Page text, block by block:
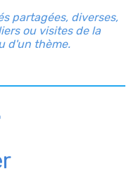
partagées, diverses,
ou visites de la
d'un thème.